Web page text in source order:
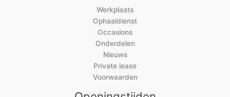
Werkplaats
Ophaaldienst
Occasions
Onderdelen
Nieuws
Private lease
Voorwaarden